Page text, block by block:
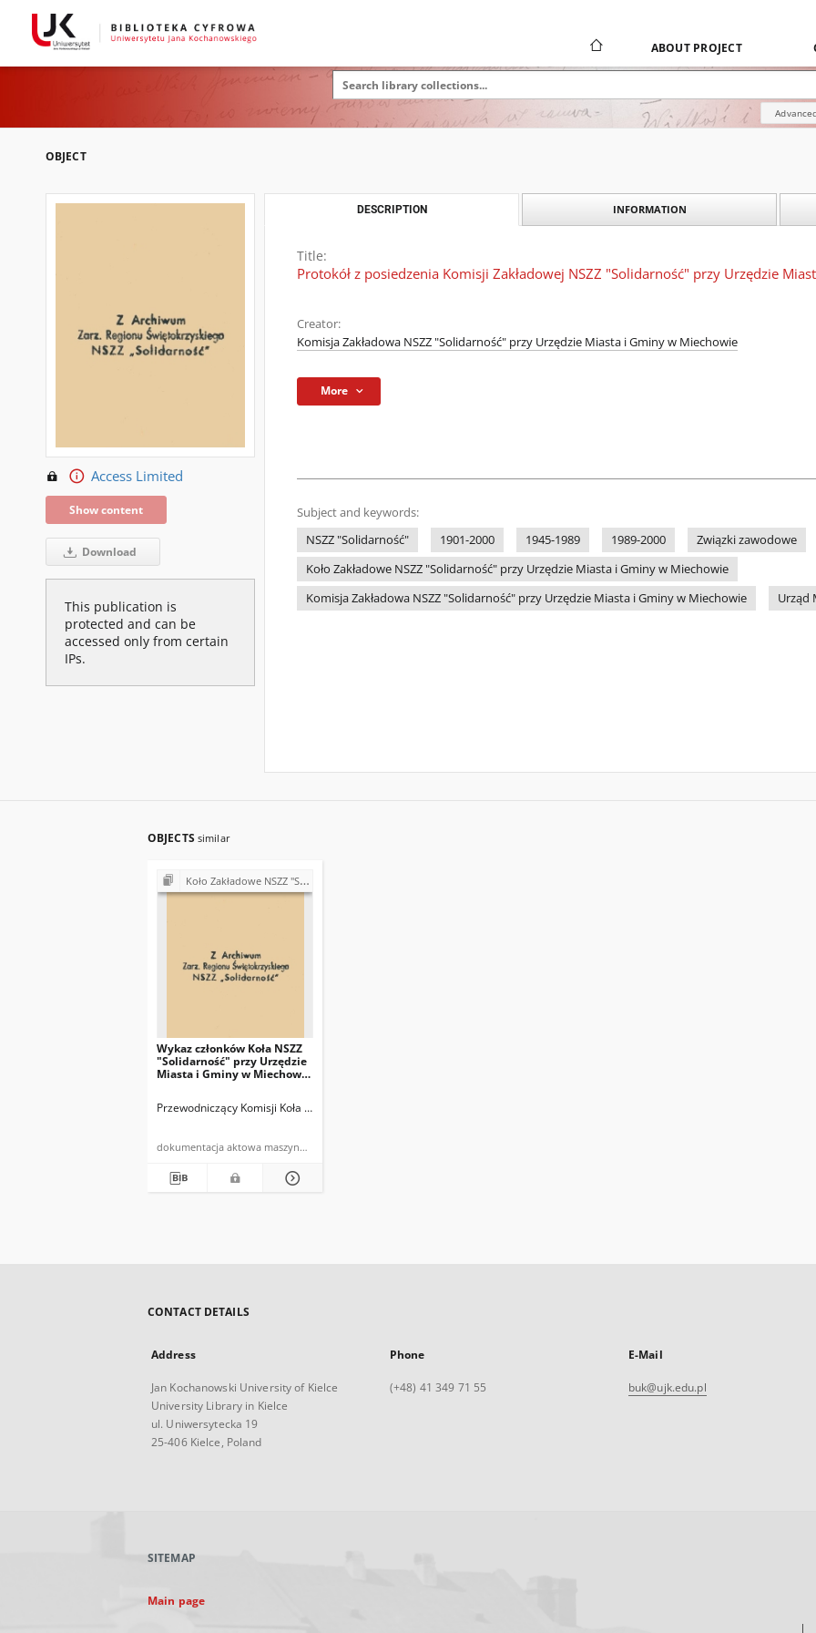
ABOUT PROJECT
OBJECT
Access Limited
Show content
Download
This publication is
protected and can be
accessed only from certain
IPs.
DESCRIPTION INFORMATION
Title:
Protokół z posiedzenia Komisji Zakładowej NSZZ "Solidarność" przy Urzędzie
Creator:
Komisja Zakładowa NSZZ "Solidarność" przy Urzędzie Miasta i Gminy w Miechowie
More
Subject and keywords:
NSZZ "Solidarność"
1901-2000 1945-1989 1989-2000
Związki zawodowe
Koło Zakładowe NSZZ "Solidarność" przy Urzędzie Miasta i Gminy w Miechowie
Komisja Zakładowa NSZZ "Solidarność" przy Urzędzie Miasta i Gminy w Miechowie
Urząd
OBJECTS similar
Koło Zakładowe NSZZ "Solidarność" przy Urzędzie Miasta i Gminy w Miechowie
Wykaz członków Koła NSZZ
"Solidarność" przy Urzędzie
Miasta i Gminy w Miechowie
Przewodniczący Komisji Koła Zakładowego NSZZ "Solidarność" przy Urzędzie Miasta i Gminy w Miechowie
dokumentacja aktowa maszynopis
CONTACT DETAILS
Address
Jan Kochanowski University of Kielce
University Library in Kielce
ul. Uniwersytecka 19
25-406 Kielce, Poland
Phone
(+48) 41 349 71 55
E-Mail
buk@ujk.edu.pl
SITEMAP
Main page